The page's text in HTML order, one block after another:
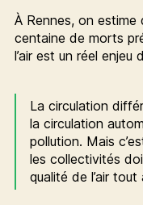
À Rennes, on estime
centaine de morts
l’air est un réel enjeu
La circulation
la circulation
pollution. Mais
les collectivités
qualité de l’air tout